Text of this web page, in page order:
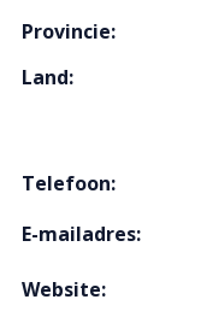
Provincie:
Land:
Telefoon:
E-mailadres:
Website: